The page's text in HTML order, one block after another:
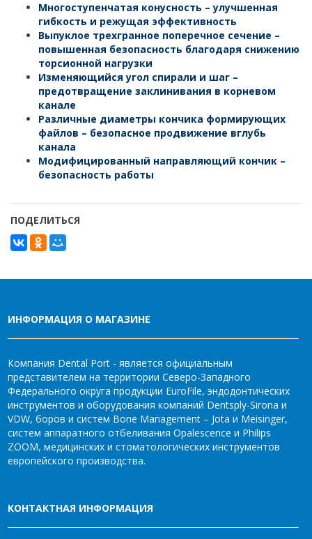
Многоступенчатая конусность – улучшенная
гибкость и режущая эффективность
Выпуклое трехгранное поперечное сечение –
повышенная безопасность благодаря снижению
торсионной нагрузки
Изменяющийся угол спирали и шаг –
предотвращение заклинивания в корневом
канале
Различные диаметры кончика формирующих
файлов – безопасное продвижение вглубь
канала
Модифицированный направляющий кончик –
безопасность работы
ПОДЕЛИТЬСЯ
ИНФОРМАЦИЯ О МАГАЗИНЕ
Компания Dental Port - является официальным
представителем на территории Северо-Западного
Федерального округа продукции EuroFile, эндодонтических
инструментов и оборудования компаний Dentsply-Sirona и
VDW, боров и систем Bone Management – Jota и Meisinger,
систем аппаратного отбеливания Opalescence и Philips
ZOOM, медицинских и стоматологических инструментов
европейского производства.
КОНТАКТНАЯ ИНФОРМАЦИЯ